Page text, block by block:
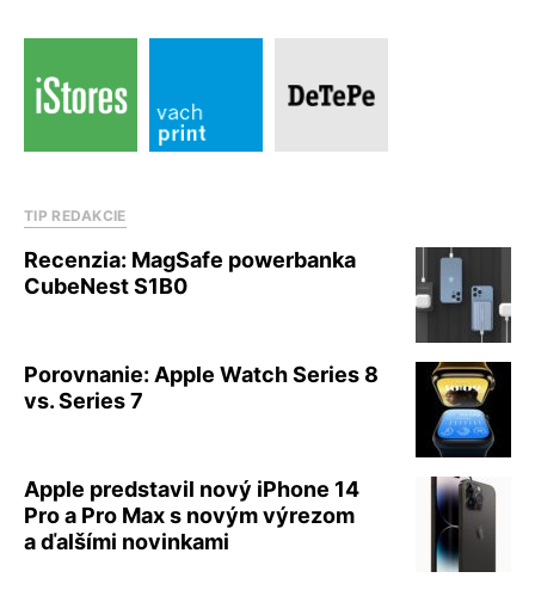
TIP REDAKCIE
Recenzia: MagSafe powerbanka
CubeNest S1B0
Porovnanie: Apple Watch Series 8
vs. Series 7
Apple predstavil nový iPhone 14
Pro a Pro Max s novým výrezom
a ďalšími novinkami